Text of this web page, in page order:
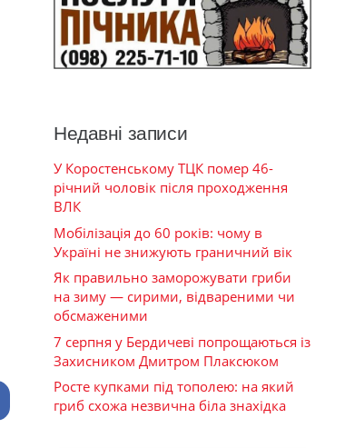
Недавні записи
У Коростенському ТЦК помер 46-
річний чоловік після проходження
ВЛК
Мобілізація до 60 років: чому в
Україні не знижують граничний вік
Як правильно заморожувати гриби
на зиму — сирими, відвареними чи
обсмаженими
7 серпня у Бердичеві попрощаються із
Захисником Дмитром Плаксюком
Росте купками під тополею: на який
гриб схожа незвична біла знахідка